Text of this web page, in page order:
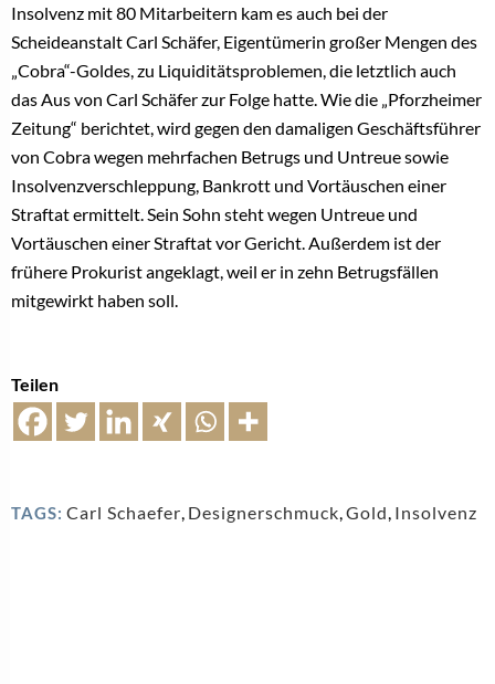
Insolvenz mit 80 Mitarbeitern kam es auch bei der
Scheideanstalt Carl Schäfer, Eigentümerin großer Mengen des
„Cobra“-Goldes, zu Liquiditätsproblemen, die letztlich auch
das Aus von Carl Schäfer zur Folge hatte. Wie die „Pforzheimer
Zeitung“ berichtet, wird gegen den damaligen Geschäftsführer
von Cobra wegen mehrfachen Betrugs und Untreue sowie
Insolvenzverschleppung, Bankrott und Vortäuschen einer
Straftat ermittelt. Sein Sohn steht wegen Untreue und
Vortäuschen einer Straftat vor Gericht. Außerdem ist der
frühere Prokurist angeklagt, weil er in zehn Betrugsfällen
mitgewirkt haben soll.
Teilen
TAGS: Carl Schaefer, Designerschmuck,Gold, Insolvenz